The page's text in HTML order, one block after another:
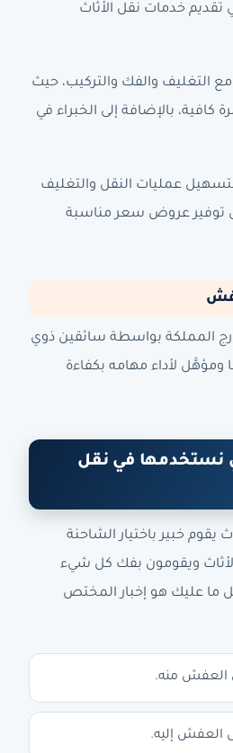
تقديم خدمات نقل الأثاث
التغليف والفك والتركيب، حيث
كافية، بالإضافة إلى الخبراء في
عمليات النقل والتغليف
توفير عروض سعر مناسبة
المملكة بواسطة سائقين ذوي
لأداء مهامه بكفاءة
نستخدمها في نقل
يقوم خبير باختيار الشاحنة
الأثاث ويقومون بفك كل شيء
ما عليك هو إخبار المختص
العفش منه.
العفش إليه.